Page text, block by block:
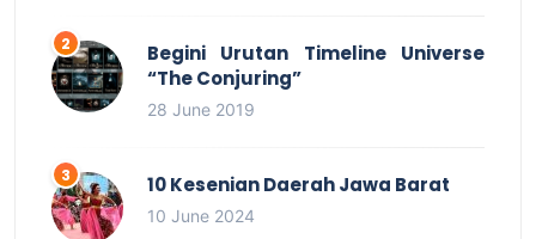
Begini Urutan Timeline Universe
“The Conjuring”
28 June 2019
10 Kesenian Daerah Jawa Barat
10 June 2024